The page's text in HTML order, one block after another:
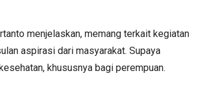
menjelaskan, memang terkait kegiatan
aspirasi dari masyarakat. Supaya
khususnya bagi perempuan.